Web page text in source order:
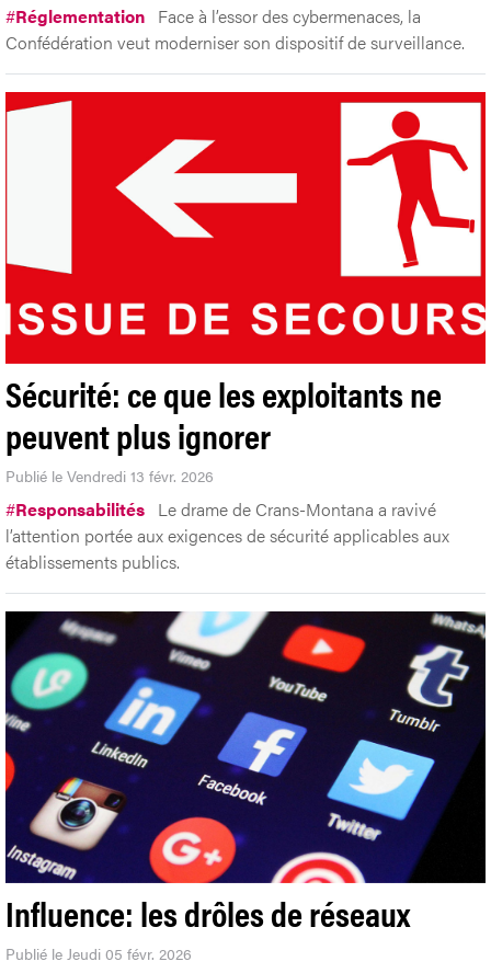
#Réglementation Face à l’essor des cybermenaces, la
Confédération veut moderniser son dispositif de surveillance.
Sécurité: ce que les exploitants ne
peuvent plus ignorer
Publié le Vendredi 13 févr. 2026
#Responsabilités Le drame de Crans-Montana a ravivé
l’attention portée aux exigences de sécurité applicables aux
établissements publics.
Influence: les drôles de réseaux
Publié le Jeudi 05 févr. 2026